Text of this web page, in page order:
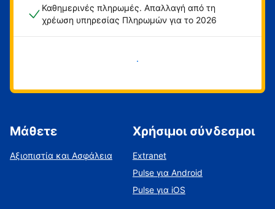
Καθημερινές πληρωμές. Απαλλαγή από τη
χρέωση υπηρεσίας Πληρωμών για το 2026
Ξεκινήστε τώρα
Μάθετε
Αξιοπιστία και Ασφάλεια
Χρήσιμοι σύνδεσμοι
Extranet
Pulse για Android
Pulse για iOS